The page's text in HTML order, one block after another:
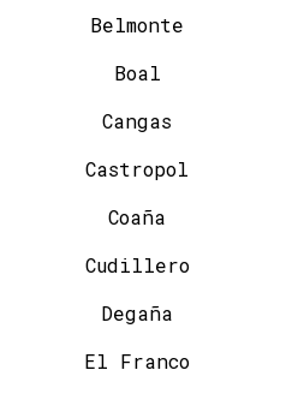
Belmonte
Boal
Cangas
Castropol
Coaña
Cudillero
Degaña
El Franco